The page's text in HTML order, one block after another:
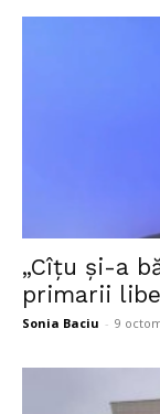
„Cîţu şi-a
primarii
Sonia Baciu - 9